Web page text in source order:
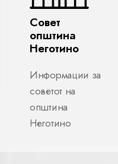
Совет
општина
Неготино
Информации за
советот на
општина
Неготино